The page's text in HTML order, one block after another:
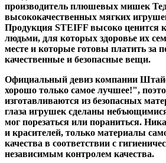
производитель плюшевых мишек
высококачественных мягких
Продукция STEIFF высоко ценится
людьми, для которых здоровье их
месте и которые готовы платить за
качественные и безопасные вещи.
Официальный девиз компании
хорошо только самое лучшее!",
изготавливаются из безопасных
глаза игрушек сделаны
мог порезаться или пораниться.
и красителей, только материалы
качества в соответствии с
независимым контролем качества.